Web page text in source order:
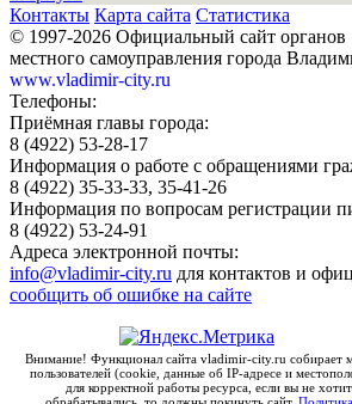
Контакты Карта сайта Статистика
© 1997-2026 Официальный сайт органов
местного самоуправления города
www.vladimir-city.ru
Телефоны:
Приёмная главы города:
8 (4922) 53-28-17
Информация о работе с обращениями
8 (4922) 35-33-33, 35-41-26
Информация по вопросам регистрации
8 (4922) 53-24-91
Адреса электронной почты:
info@vladimir-city.ru для контактов и
сообщить об ошибке на сайте
Внимание! Функционал сайта vladimir-city.ru собирает
пользователей (cookie, данные об IP-адресе и
для корректной работы ресурса, если вы не